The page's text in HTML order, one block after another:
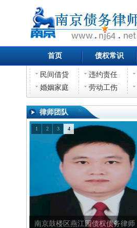
首页 债权常识
民间借贷 违约责任
婚姻家庭
劳动工伤
律师团队
南京鼓楼区燕江园债权债务律师
1 2 3 4